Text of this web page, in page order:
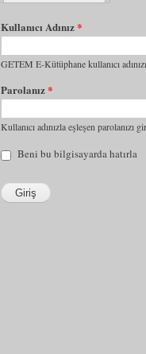
Kullanıcı Adınız*
GETEM E-Kütüphane kullanıcı
Parolanız*
Kullanıcı adınızla eşleşen parolanızı
Beni bu bilgisayarda hatırla